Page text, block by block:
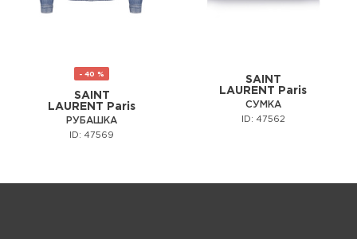
- 40 %
SAINT
LAURENT Paris
РУБАШКА
ID: 47569
SAINT
LAURENT Paris
СУМКА
ID: 47562